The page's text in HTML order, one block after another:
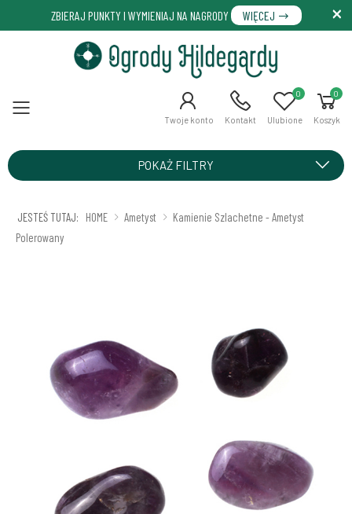
ZBIERAJ PUNKTY I WYMIENIAJ NA NAGRODY WIĘCEJ
Menu Twoje konto Kontakt Ulubione
0 0
Koszyk
POKAŻ FILTRY
JESTEŚ TUTAJ: HOME Ametyst
Kamienie Szlachetne - Ametyst
Polerowany